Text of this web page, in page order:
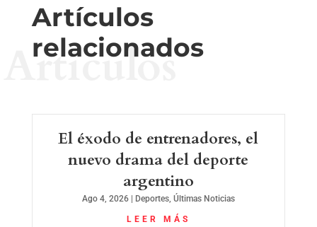
Artículos
relacionados
Artículos
El éxodo de entrenadores, el
nuevo drama del deporte
argentino
Ago 4, 2026| Deportes, Últimas Noticias
LEER MÁS